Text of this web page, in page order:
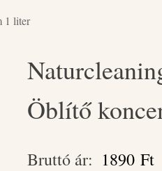
1 liter
Öblítő
Bruttó ár: 1890 Ft